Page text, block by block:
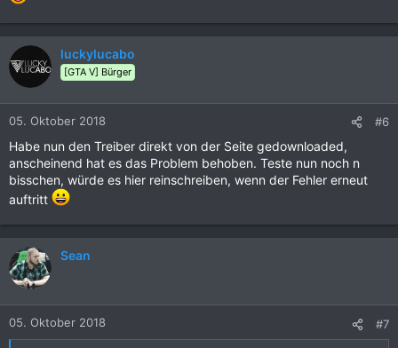
luckylucabo
[GTA V] Bürger
05. Oktober 2018 #6
Habe nun den Treiber direkt von der Seite gedownloaded,
anscheinend hat es das Problem behoben. Teste nun noch n
bisschen, würde es hier reinschreiben, wenn der Fehler erneut
auftritt
Sean
05. Oktober 2018 #7